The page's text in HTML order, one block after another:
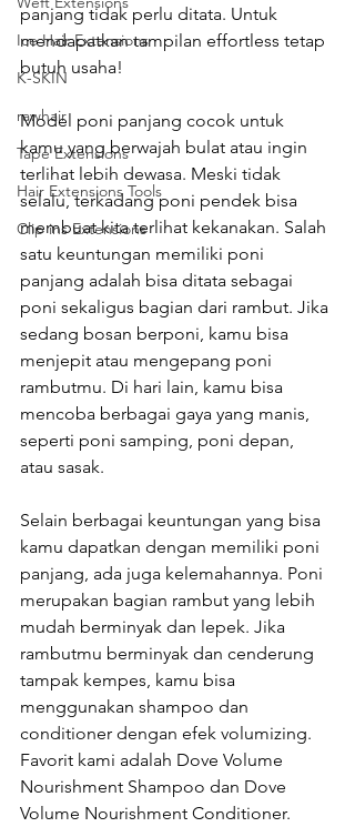
Ice Hair Extensions
K-SKIN
rawhair
Tape Extensions
Hair Extensions Tools
Clip ins Extensions
panjang tidak perlu ditata. Untuk
mendapatkan tampilan effortless tetap
butuh usaha!
Model poni panjang cocok untuk
kamu yang berwajah bulat atau ingin
terlihat lebih dewasa. Meski tidak
selalu, terkadang poni pendek bisa
membuat kita terlihat kekanakan. Salah
satu keuntungan memiliki poni
panjang adalah bisa ditata sebagai
poni sekaligus bagian dari rambut. Jika
sedang bosan berponi, kamu bisa
menjepit atau mengepang poni
rambutmu. Di hari lain, kamu bisa
mencoba berbagai gaya yang manis,
seperti poni samping, poni depan,
atau sasak.
Selain berbagai keuntungan yang bisa
kamu dapatkan dengan memiliki poni
panjang, ada juga kelemahannya. Poni
merupakan bagian rambut yang lebih
mudah berminyak dan lepek. Jika
rambutmu berminyak dan cenderung
tampak kempes, kamu bisa
menggunakan shampoo dan
conditioner dengan efek volumizing.
Favorit kami adalah Dove Volume
Nourishment Shampoo dan Dove
Volume Nourishment Conditioner.